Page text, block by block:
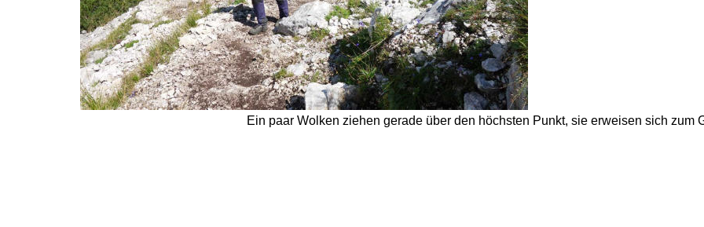
Ein paar Wolken ziehen gerade über den höchsten Punkt, sie erweisen sich zum